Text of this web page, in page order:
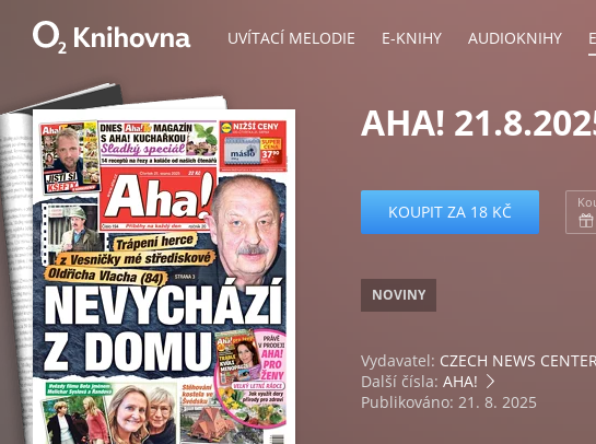
UVÍTACÍ MELODIE E-KNIHY AUDIOKNIHY
AHA!
KOUPIT ZA 18 KČ
NOVINY
Vydavatel: CZECH NEWS
Další čísla: AHA!
Publikováno: 21. 8. 2025